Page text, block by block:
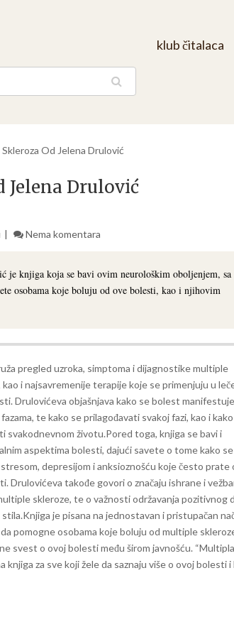
klub čitalaca
Od Jelena Drulović
Jelena Drulović
Nema komentara
je knjiga koja se bavi ovim neurološkim oboljenjem, sa
osobama koje boluju od ove bolesti, kao i njihovim
pregled uzroka, simptoma i dijagnostike multiple
kao i najsavremenije terapije koje se primenjuju u
Drulovićeva objašnjava kako se bolest
te kako se prilagođavati svakoj fazi, kao i
svakodnevnom životu.Pored toga, knjiga se bavi i
aspektima bolesti, dajući savete o tome kako se
depresijom i anksioznošću koje često prate
Drulovićeva takođe govori o značaju ishrane i
skleroze, te o važnosti održavanja pozitivnog
Knjiga je pisana na jednostavan i pristupačan
pomogne osobama koje boluju od multiple
svest o ovoj bolesti među širom javnošću. “Multipla
knjiga za sve koji žele da saznaju više o ovoj bolesti i